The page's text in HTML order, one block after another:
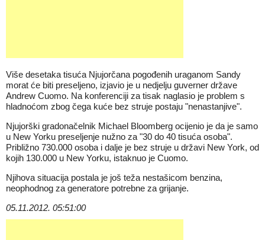
Više desetaka tisuća Njujorčana pogođenih uraganom Sandy
morat će biti preseljeno, izjavio je u nedjelju guverner države
Andrew Cuomo. Na konferenciji za tisak naglasio je problem s
hladnoćom zbog čega kuće bez struje postaju "nenastanjive".
Njujorški gradonačelnik Michael Bloomberg ocijenio je da je samo
u New Yorku preseljenje nužno za "30 do 40 tisuća osoba".
Približno 730.000 osoba i dalje je bez struje u državi New York, od
kojih 130.000 u New Yorku, istaknuo je Cuomo.
Njihova situacija postala je još teža nestašicom benzina,
neophodnog za generatore potrebne za grijanje.
05.11.2012. 05:51:00